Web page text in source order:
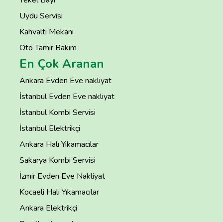
Uydu Servisi
Kahvaltı Mekanı
Oto Tamir Bakım
En Çok Aranan
Ankara Evden Eve nakliyat
İstanbul Evden Eve nakliyat
İstanbul Kombi Servisi
İstanbul Elektrikçi
Ankara Halı Yıkamacılar
Sakarya Kombi Servisi
İzmir Evden Eve Nakliyat
Kocaeli Halı Yıkamacılar
Ankara Elektrikçi